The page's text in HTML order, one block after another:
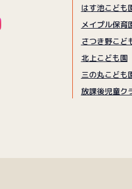
はす池こども
メイプル保育
さつき野こど
北上こども園
三の丸こども
放課後児童ク